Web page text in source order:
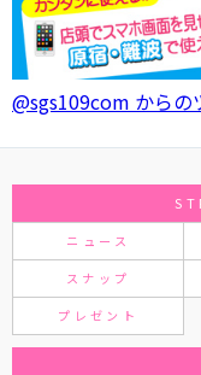
@sgs109com からの
ニュース
スナップ
プレゼント